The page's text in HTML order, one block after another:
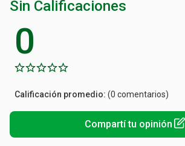
Sin Calificaciones
0
Calificación
promedio
(0 comentarios)